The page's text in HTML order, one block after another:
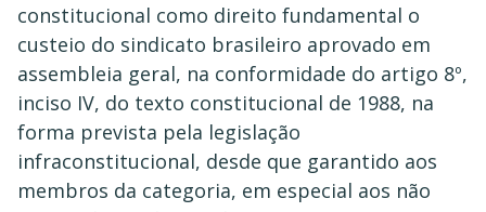
constitucional como direito fundamental o
custeio do sindicato brasileiro aprovado em
assembleia geral, na conformidade do artigo 8º,
inciso IV, do texto constitucional de 1988, na
forma prevista pela legislação
infraconstitucional, desde que garantido aos
membros da categoria, em especial aos não